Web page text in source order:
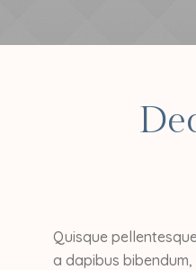
Quisque
a dapibus